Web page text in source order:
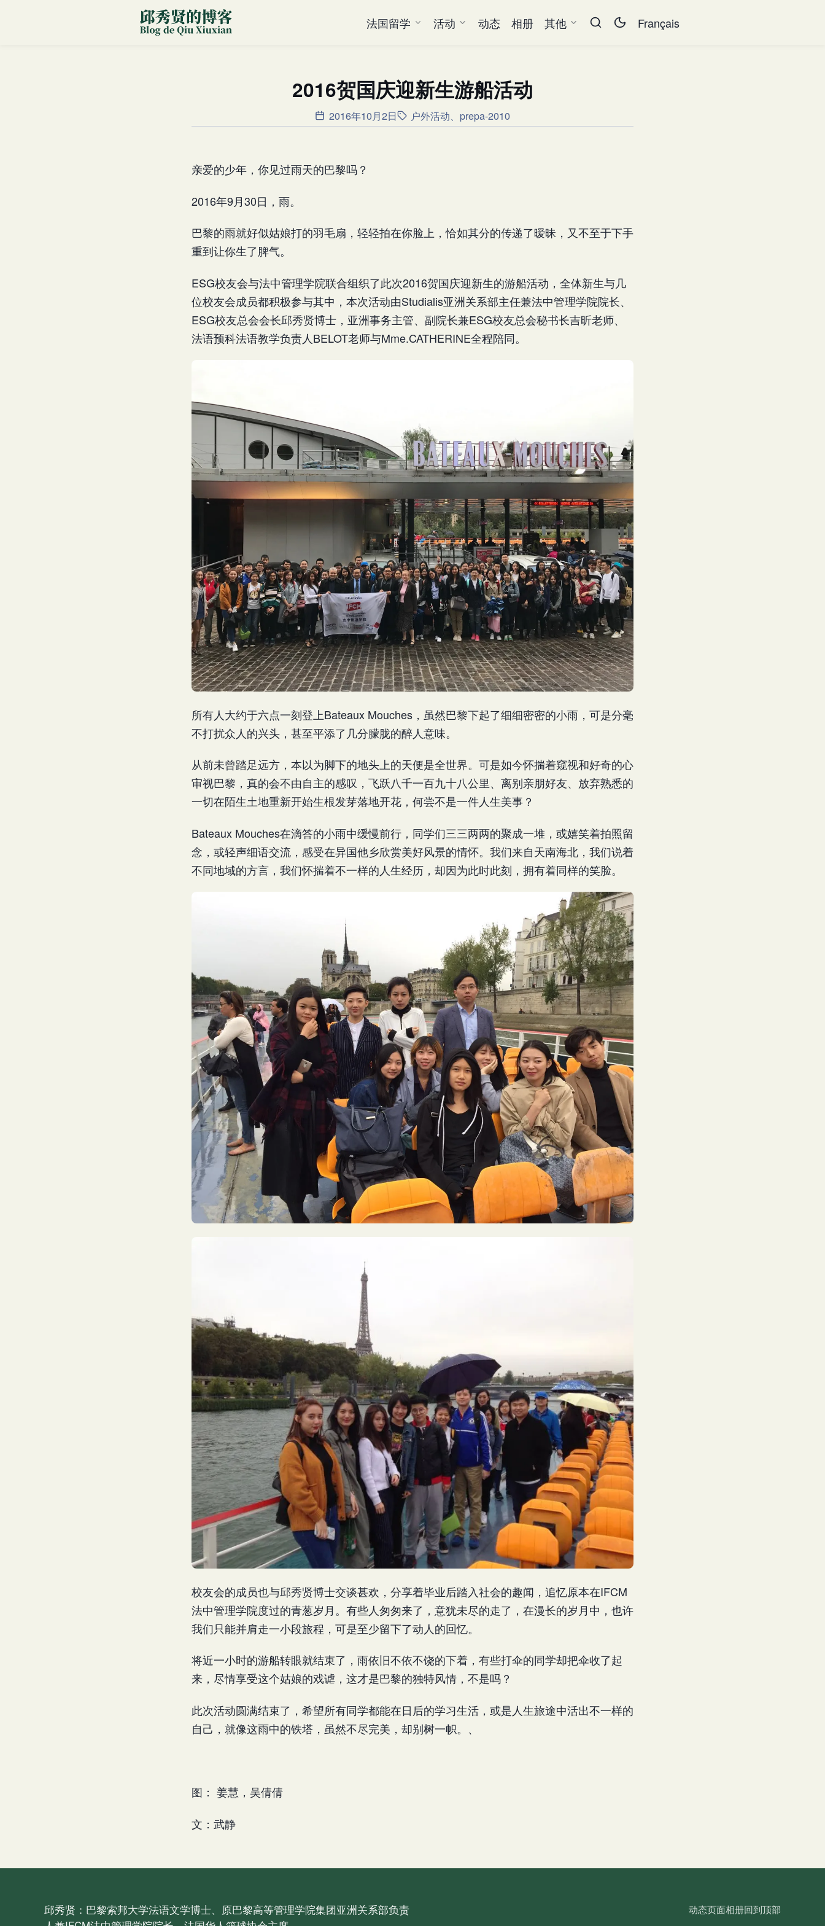
法国留学 活动 动态 相册 其他 Français
2016贺国庆迎新生游船活动
2016年10月2日 户外活动、 prepa-2010
亲爱的少年，你见过雨天的巴黎吗？
2016年9月30日，雨。
巴黎的雨就好似姑娘打的羽毛扇，轻轻拍在你脸上，恰如其分的传递了暧昧，又不至于下手
重到让你生了脾气。
ESG校友会与法中管理学院联合组织了此次2016贺国庆迎新生的游船活动，全体新生与几
位校友会成员都积极参与其中，本次活动由Studialis亚洲关系部主任兼法中管理学院院长、
ESG校友总会会长邱秀贤博士，亚洲事务主管、副院长兼ESG校友总会秘书长吉昕老师、
法语预科法语教学负责人BELOT老师与Mme.CATHERINE全程陪同。
所有人大约于六点一刻登上Bateaux Mouches，虽然巴黎下起了细细密密的小雨，可是分毫
不打扰众人的兴头，甚至平添了几分朦胧的醉人意味。
从前未曾踏足远方，本以为脚下的地头上的天便是全世界。可是如今怀揣着窥视和好奇的心
审视巴黎，真的会不由自主的感叹，飞跃八千一百九十八公里、离别亲朋好友、放弃熟悉的
一切在陌生土地重新开始生根发芽落地开花，何尝不是一件人生美事？
Bateaux Mouches在滴答的小雨中缓慢前行，同学们三三两两的聚成一堆，或嬉笑着拍照留
念，或轻声细语交流，感受在异国他乡欣赏美好风景的情怀。我们来自天南海北，我们说着
不同地域的方言，我们怀揣着不一样的人生经历，却因为此时此刻，拥有着同样的笑脸。
校友会的成员也与邱秀贤博士交谈甚欢，分享着毕业后踏入社会的趣闻，追忆原本在IFCM
法中管理学院度过的青葱岁月。有些人匆匆来了，意犹未尽的走了，在漫长的岁月中，也许
我们只能并肩走一小段旅程，可是至少留下了动人的回忆。
将近一小时的游船转眼就结束了，雨依旧不依不饶的下着，有些打伞的同学却把伞收了起
来，尽情享受这个姑娘的戏谑，这才是巴黎的独特风情，不是吗？
此次活动圆满结束了，希望所有同学都能在日后的学习生活，或是人生旅途中活出不一样的
自己，就像这雨中的铁塔，虽然不尽完美，却别树一帜。、
图： 姜慧，吴倩倩
文：武静
邱秀贤：巴黎索邦大学法语文学博士、原巴黎高等管理学院集团亚洲关系部负责
动态页面相册回到顶部